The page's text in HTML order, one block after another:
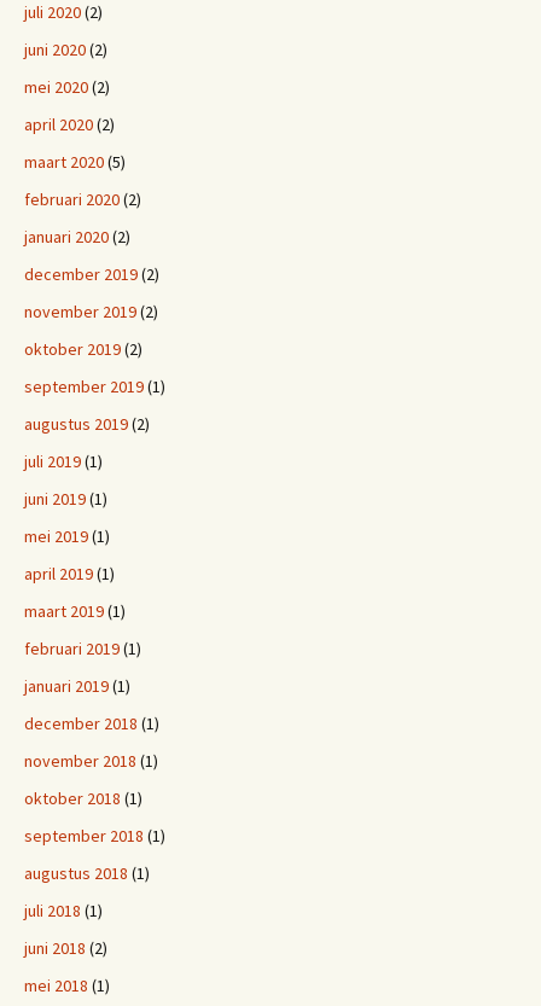
juli 2020(2)
juni 2020(2)
mei 2020(2)
april 2020(2)
maart 2020(5)
februari 2020(2)
januari 2020(2)
december 2019(2)
november 2019(2)
oktober 2019(2)
september 2019(1)
augustus 2019(2)
juli 2019(1)
juni 2019(1)
mei 2019(1)
april 2019(1)
maart 2019(1)
februari 2019(1)
januari 2019(1)
december 2018 (1)
november 2018 (1)
oktober 2018 (1)
september 2018 (1)
augustus 2018 (1)
juli 2018 (1)
juni 2018 (2)
mei 2018 (1)